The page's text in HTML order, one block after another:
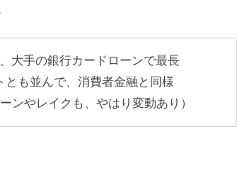
大手の銀行カードローンで最長
も並んで、消費者金融と同様
ンやレイクも、やはり変動あり）